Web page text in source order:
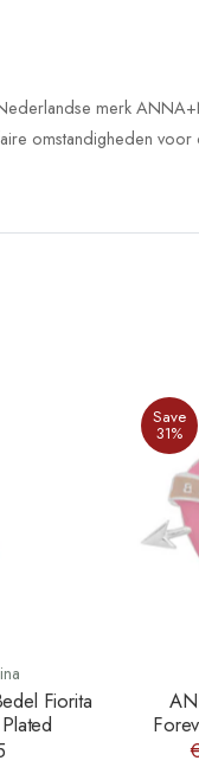
merk
omstandigheden voor
Fiorita
Save
31%